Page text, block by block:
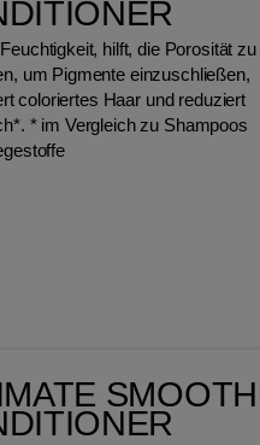
hilft, die Porosität zu
um Pigmente einzuschließen,
coloriertes Haar und reduziert
* im Vergleich zu Shampoos
SMOOTH